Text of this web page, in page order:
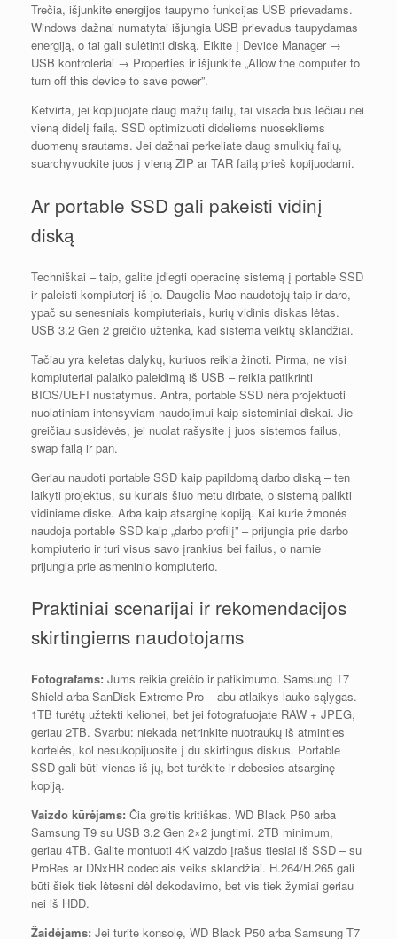
Trečia, išjunkite energijos taupymo funkcijas USB prievadams.
Windows dažnai numatytai išjungia USB prievadus taupydamas
energiją, o tai gali sulėtinti diską. Eikite į Device Manager →
USB kontroleriai → Properties ir išjunkite „Allow the computer to
turn off this device to save power”.
Ketvirta, jei kopijuojate daug mažų failų, tai visada bus lėčiau nei
vieną didelį failą. SSD optimizuoti dideliems nuosekliems
duomenų srautams. Jei dažnai perkeliate daug smulkių failų,
suarchyvuokite juos į vieną ZIP ar TAR failą prieš kopijuodami.
Ar portable SSD gali pakeisti vidinį
diską
Techniškai – taip, galite įdiegti operacinę sistemą į portable SSD
ir paleisti kompiuterį iš jo. Daugelis Mac naudotojų taip ir daro,
ypač su senesniais kompiuteriais, kurių vidinis diskas lėtas.
USB 3.2 Gen 2 greičio užtenka, kad sistema veiktų sklandžiai.
Tačiau yra keletas dalykų, kuriuos reikia žinoti. Pirma, ne visi
kompiuteriai palaiko paleidimą iš USB – reikia patikrinti
BIOS/UEFI nustatymus. Antra, portable SSD nėra projektuoti
nuolatiniam intensyviam naudojimui kaip sisteminiai diskai. Jie
greičiau susidėvės, jei nuolat rašysite į juos sistemos failus,
swap failą ir pan.
Geriau naudoti portable SSD kaip papildomą darbo diską – ten
laikyti projektus, su kuriais šiuo metu dirbate, o sistemą palikti
vidiniame diske. Arba kaip atsarginę kopiją. Kai kurie žmonės
naudoja portable SSD kaip „darbo profilį” – prijungia prie darbo
kompiuterio ir turi visus savo įrankius bei failus, o namie
prijungia prie asmeninio kompiuterio.
Praktiniai scenarijai ir rekomendacijos
skirtingiems naudotojams
Fotografams: Jums reikia greičio ir patikimumo. Samsung T7
Shield arba SanDisk Extreme Pro – abu atlaikys lauko sąlygas.
1TB turėtų užtekti kelionei, bet jei fotografuojate RAW + JPEG,
geriau 2TB. Svarbu: niekada netrinkite nuotraukų iš atminties
kortelės, kol nesukopijuosite į du skirtingus diskus. Portable
SSD gali būti vienas iš jų, bet turėkite ir debesies atsarginę
kopiją.
Vaizdo kūrėjams: Čia greitis kritiškas. WD Black P50 arba
Samsung T9 su USB 3.2 Gen 2×2 jungtimi. 2TB minimum,
geriau 4TB. Galite montuoti 4K vaizdo įrašus tiesiai iš SSD – su
ProRes ar DNxHR codec’ais veiks sklandžiai. H.264/H.265 gali
būti šiek tiek lėtesni dėl dekodavimo, bet vis tiek žymiai geriau
nei iš HDD.
Žaidėjams: Jei turite konsolę, WD Black P50 arba Samsung T7